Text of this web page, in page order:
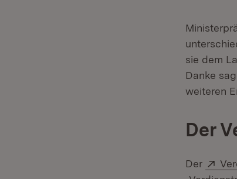
sie dem
Danke
weiteren
Der
Der